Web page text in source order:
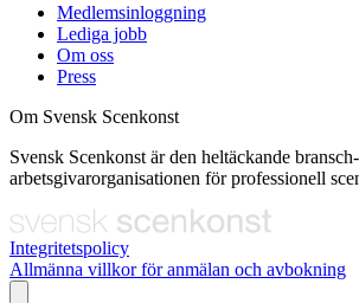
Medlemsinloggning
Lediga jobb
Om oss
Press
Om Svensk Scenkonst
Svensk Scenkonst är den heltäckande
arbetsgivarorganisationen för professionell
Integritetspolicy
Allmänna villkor för anmälan och avbokning